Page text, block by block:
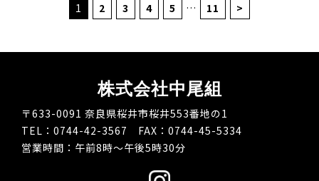
1 2 3 4 5 … 11 >
株式会社中尾組
〒633-0091 奈良県桜井市桜井553番地の1
TEL：0744-42-3567 FAX：0744-45-5334
営業時間：午前8時～午後5時30分